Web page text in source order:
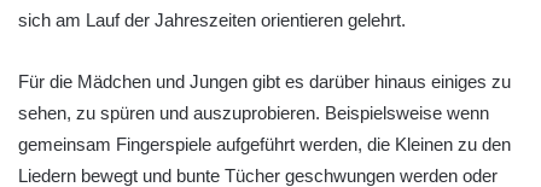
sich am Lauf der Jahreszeiten orientieren gelehrt.
Für die Mädchen und Jungen gibt es darüber hinaus einiges zu
sehen, zu spüren und auszuprobieren. Beispielsweise wenn
gemeinsam Fingerspiele aufgeführt werden, die Kleinen zu den
Liedern bewegt und bunte Tücher geschwungen werden oder